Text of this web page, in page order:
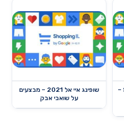
שופינג איי אל – ShoppingIL –
שופינג איי אל 2021 – מבצעים
על שואבי אבק